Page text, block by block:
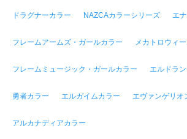
ドラグナーカラー NAZCAカラーシリーズ エ
フレームアームズ・ガールカラー メカトロウィ
フレームミュージック・ガールカラー エルドラ
勇者カラー エルガイムカラー エヴァンゲリオ
アルカナディアカラー